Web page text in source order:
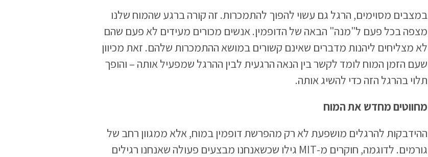
במצבים מסוימים, הרגל גם עשוי להפוך להתמכרות. זה קורה ברגע שהמוח שלנו
מצפה בכל פעם ל"מנה" הבאה של הדופמין. אנשים מכורים מעידים לא פעם שהם
לא מצליחים ליהנות מדברים שאינם קשורים במושא ההתמכרות שלהם. זאת מכיוון
שעם הזמן המוח לומד לקשר בין הנאה הרגעית לבין ההרגל שמפעיל אותה – והופך
תלוי בהרגל הזה כדי להשיג אותה.
מחווטים מחדש את המוח
ההידבקות להרגלים מושפעת לא רק מהפרשת דופמין במוח, אלא ממגוון רחב של
גורמים. לדוגמה, חוקרים מ-MIT גילו שכשאנחנו מבצעים פעולה שאנחנו רגילים